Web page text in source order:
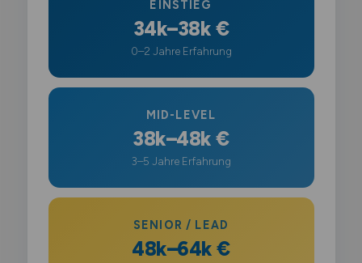
EINSTIEG
34k–38k €
0–2 Jahre Erfahrung
MID-LEVEL
38k–48k €
3–5 Jahre Erfahrung
SENIOR / LEAD
48k–64k €